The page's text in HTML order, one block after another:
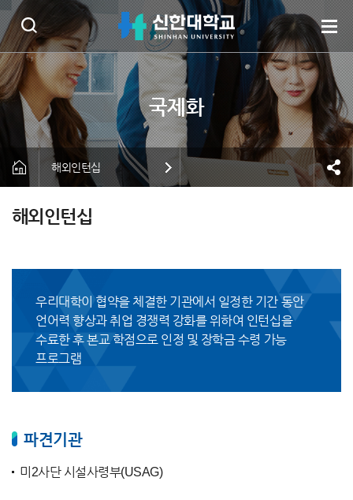
해외인턴십
해외인턴십
우리대학이 협약을 체결한 기관에서 일정한 기간 동안
언어력 향상과 취업 경쟁력 강화를 위하여 인턴십을
수료한 후 본교 학점으로 인정 및 장학금 수령 가능
프로그램
파견기관
미2사단 시설사령부(USAG)